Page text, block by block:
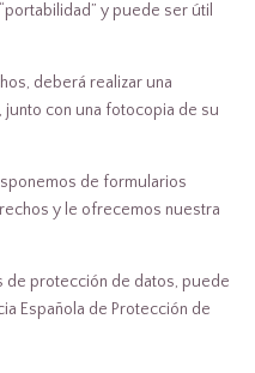
y puede ser útil
deberá realizar una
con una fotocopia de su
de formularios
y le ofrecemos nuestra
de protección de datos, puede
Española de Protección de